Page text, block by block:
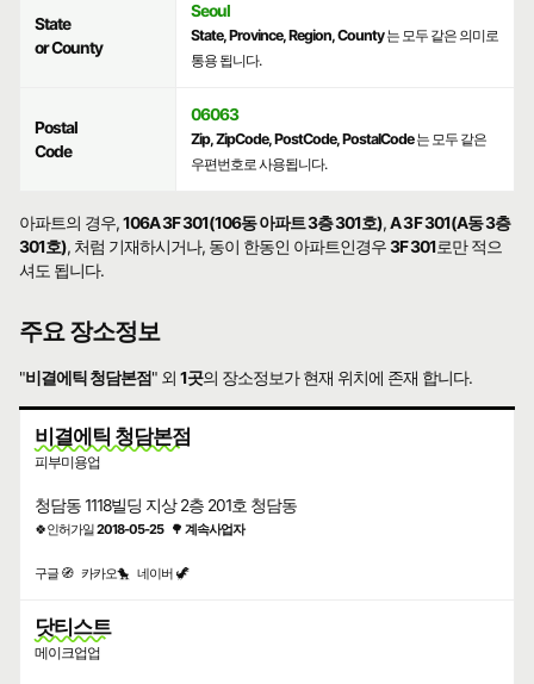
State
or County
Seoul
State, Province, Region, County는 모두 같은 의미로
통용 됩니다.
Postal
Code
06063
Zip, ZipCode, PostCode, PostalCode는 모두 같은
우편번호로 사용됩니다.
아파트의 경우,106A 3F 301(106동 아파트 3층 301호),A 3F 301(A동 3층
301호), 처럼 기재하시거나, 동이 한동인 아파트인경우3F 301로만 적으
셔도 됩니다.
주요 장소정보
"비결에틱 청담본점" 외1곳의 장소정보가 현재 위치에 존재 합니다.
비결에틱 청담본점
피부미용업
청담동 1118빌딩 지상 2층 201호 청담동
🍀인허가일2018-05-25 🌳 계속사업자
구글 🧭 카카오🐤 네이버 🦖
닷티스트
메이크업업